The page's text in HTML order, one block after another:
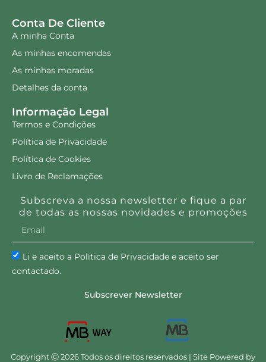
Conta De Cliente
A minha Conta
As minhas encomendas
As minhas moradas
Detalhes da conta
Informação Legal
Termos e Condições
Política de Privacidade
Política de Cookies
Livro de Reclamações
Subscreva a nossa newsletter e fique a par
de todas as nossas novidades e promoções
Li e aceito a Política de Privacidade e aceito ser
contactado.
Subscrever Newsletter
Copyright Ⓒ 2026 Todos os direitos reservados | Site Powered by